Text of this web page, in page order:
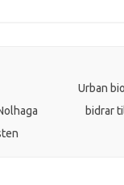
Urban
bidrar